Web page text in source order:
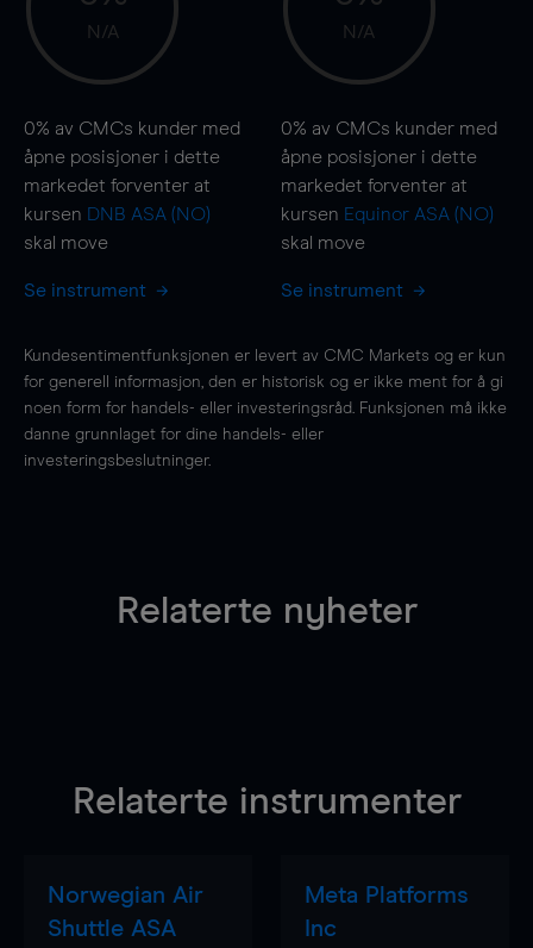
N/A
0% av CMCs kunder med
åpne posisjoner i dette
markedet forventer at
kursen DNB ASA (NO)
skal move
Se instrument
N/A
0% av CMCs kunder med
åpne posisjoner i dette
markedet forventer at
kursen Equinor ASA (NO)
skal move
Se instrument
Kundesentimentfunksjonen er levert av CMC Markets og er kun
for generell informasjon, den er historisk og er ikke ment for å gi
noen form for handels- eller investeringsråd. Funksjonen må ikke
danne grunnlaget for dine handels- eller
investeringsbeslutninger.
Relaterte nyheter
Relaterte instrumenter
Norwegian Air
Shuttle ASA
Meta Platforms
Inc